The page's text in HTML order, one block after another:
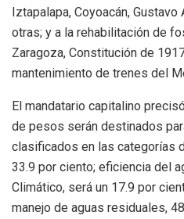
Iztapalapa, Coyoacán, Gustavo
otras; y a la rehabilitación de
Zaragoza, Constitución de
mantenimiento de trenes del
El mandatario capitalino
de pesos serán destinados
clasificados en las categorías
33.9 por ciento; eficiencia del
Climático, será un 17.9 por
manejo de aguas residuales,